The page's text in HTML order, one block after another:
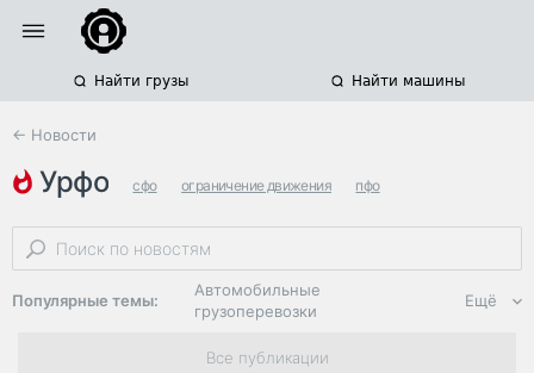
Найти грузы Найти машины
← Новости
урфо сфо ограничение движения пфо
Популярные темы:
Автомобильные
грузоперевозки
Региональная
Ещё
Все публикации